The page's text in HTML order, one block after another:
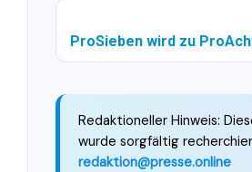
ProSieben wird zu
Redaktioneller Hinweis:
wurde sorgfältig
redaktion@presse.online